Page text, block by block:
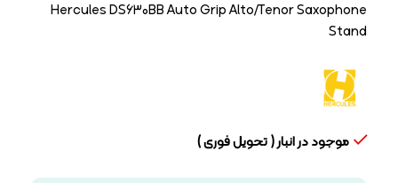
Hercules DS630BB Auto Grip Alto/Tenor Saxophone
Stand
موجود در انبار ( تحویل فوری )